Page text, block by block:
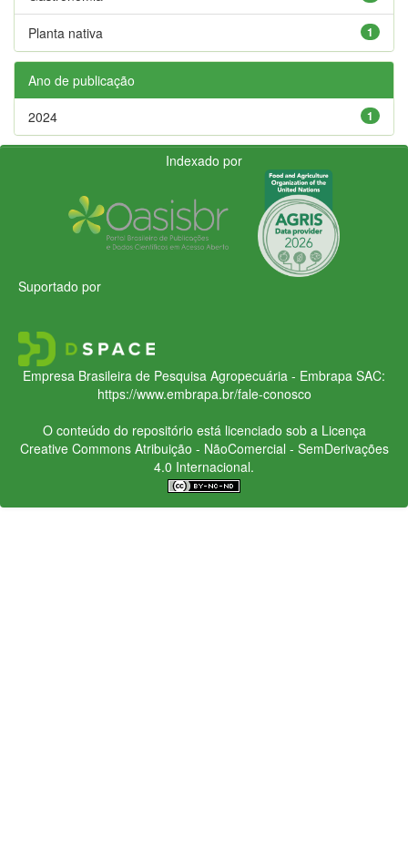
1
Planta nativa
Ano de publicação
1
2024
Indexado por
Suportado por
Empresa Brasileira de Pesquisa Agropecuária - Embrapa SAC:
https://www.embrapa.br/fale-conosco
O conteúdo do repositório está licenciado sob a Licença
Creative CommonsAtribuição - NãoComercial - SemDerivações
4.0 Internacional.